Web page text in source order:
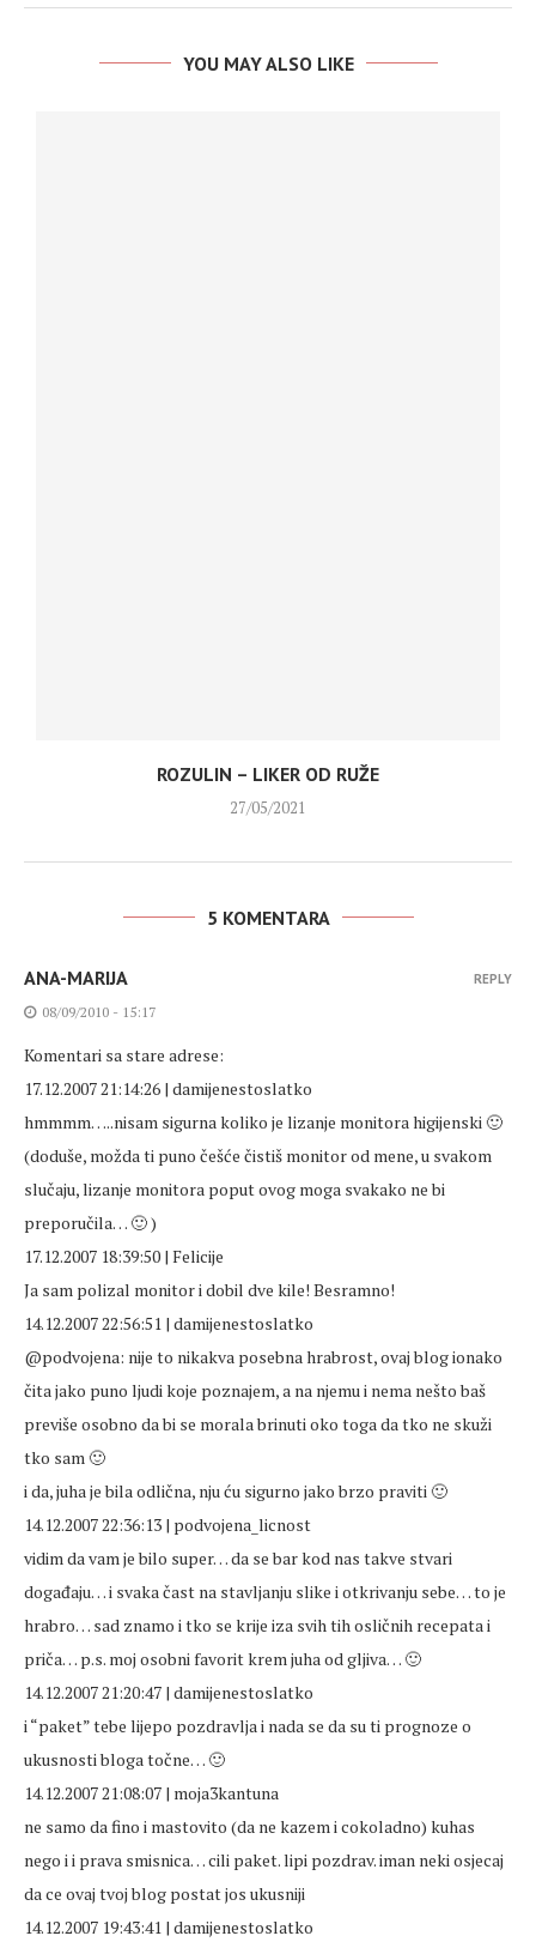
YOU MAY ALSO LIKE
ROZULIN – LIKER OD RUŽE
27/05/2021
5 KOMENTARA
ANA-MARIJA
08/09/2010 - 15:17
Komentari sa stare adrese:
17.12.2007 21:14:26 | damijenestoslatko
hmmmm…..nisam sigurna koliko je lizanje monitora higijenski 🙂
(doduše, možda ti puno češće čistiš monitor od mene, u svakom
slučaju, lizanje monitora poput ovog moga svakako ne bi
preporučila… 🙂 )
17.12.2007 18:39:50 | Felicije
Ja sam polizal monitor i dobil dve kile! Besramno!
14.12.2007 22:56:51 | damijenestoslatko
@podvojena: nije to nikakva posebna hrabrost, ovaj blog ionako
čita jako puno ljudi koje poznajem, a na njemu i nema nešto baš
previše osobno da bi se morala brinuti oko toga da tko ne skuži
tko sam 🙂
i da, juha je bila odlična, nju ću sigurno jako brzo praviti 🙂
14.12.2007 22:36:13 | podvojena_licnost
vidim da vam je bilo super… da se bar kod nas takve stvari
događaju… i svaka čast na stavljanju slike i otkrivanju sebe… to je
hrabro… sad znamo i tko se krije iza svih tih osličnih recepata i
priča… p.s. moj osobni favorit krem juha od gljiva… 🙂
14.12.2007 21:20:47 | damijenestoslatko
i “paket” tebe lijepo pozdravlja i nada se da su ti prognoze o
ukusnosti bloga točne… 🙂
14.12.2007 21:08:07 | moja3kantuna
ne samo da fino i mastovito (da ne kazem i cokoladno) kuhas
nego i i prava smisnica… cili paket. lipi pozdrav. iman neki osjecaj
da ce ovaj tvoj blog postat jos ukusniji
14.12.2007 19:43:41 | damijenestoslatko
REPLY